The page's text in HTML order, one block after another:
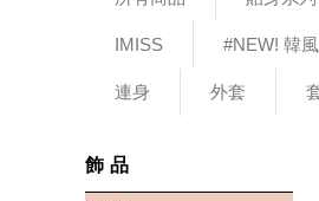
IMISS #NEW! 韓
連身 外套
飾品